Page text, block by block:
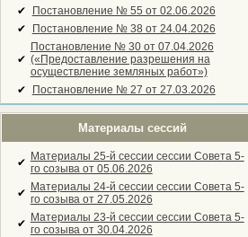
✔
Постановление № 55 от 02.06.2026
✔
Постановление № 38 от 24.04.2026
✔
Постановление № 30 от 07.04.2026
(«Предоставление разрешения на
осуществление земляных работ»)
✔
Постановление № 27 от 27.03.2026
Материалы сессий
✔ Материалы 25-й сессии сессии Совета 5-
го созыва от 05.06.2026
✔ Материалы 24-й сессии сессии Совета 5-
го созыва от 27.05.2026
✔ Материалы 23-й сессии сессии Совета 5-
го созыва от 30.04.2026